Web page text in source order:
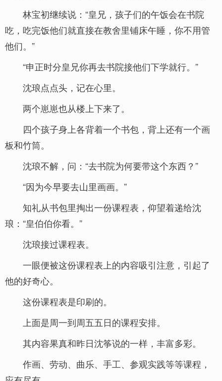
林宝初继续说：“皇兄，孩子们的午饭会在书院
吃，吃完饭他们就直接在教舍里铺床午睡，你不用管
他们。”
“申正时分皇兄你再去书院接他们下学就行。”
沈琅点点头，记在心里。
两个崽崽也从楼上下来了。
四个孩子身上各背着一个书包，背上还有一个画
板和竹筒。
沈琅不解，问：“去书院为何要带这个东西？”
“因为今早要去山里画画。”
知礼从书包里掏出一份课程表，仰望着递给沈
琅：“皇伯伯你看。”
沈琅接过课程表。
一眼便被这份课程表上的内容吸引注意，引起了
他的好奇心。
这份课程表是印刷的。
上面是周一到周五五日的课程安排。
其内容果真和昨日沈筝说的一样，丰富多彩。
作画、劳动、曲乐、手工、参观实践等等课程，